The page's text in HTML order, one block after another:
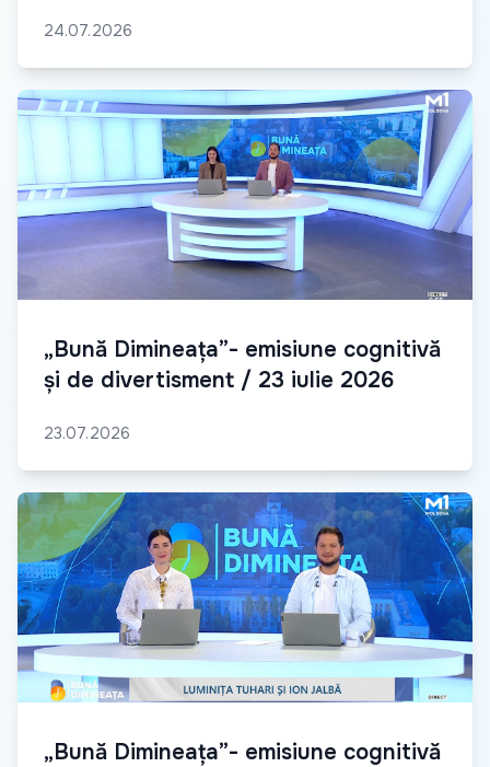
24.07.2026
„Bună Dimineața”- emisiune cognitivă
și de divertisment / 23 iulie 2026
23.07.2026
„Bună Dimineața”- emisiune cognitivă